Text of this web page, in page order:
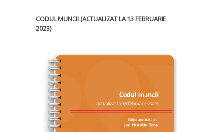
CODUL MUNCII (ACTUALIZAT LA 13 FEBRUARIE
2023)